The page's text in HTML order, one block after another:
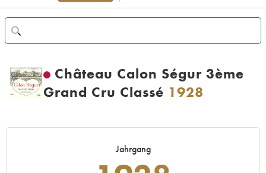
Château Calon Ségur 3ème
Grand Cru Classé 1928
Jahrgang